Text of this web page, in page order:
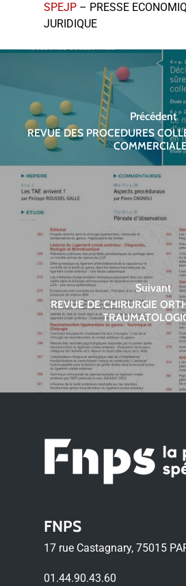
SPEJP – PRESSE
JURIDIQUE
Précédent
REVUE DES PROCEDURES
Suivant
REVUE DE CHIRURGIE
FNPS
17 rue Castagnary, 75015
01.44.90.43.60